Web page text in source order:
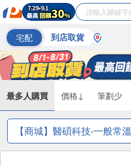
宅配 到店取貨
最多人購買 價格↓ 筆劃少
【商城】醫碩科技-一般常溫